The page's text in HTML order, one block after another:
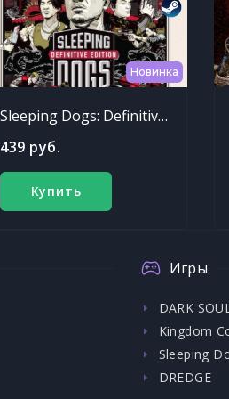
Новинка
Sleeping Dogs: Definitive Edition
439 руб.
Купить
Игры
DARK
Kingdom
Sleeping
DREDGE